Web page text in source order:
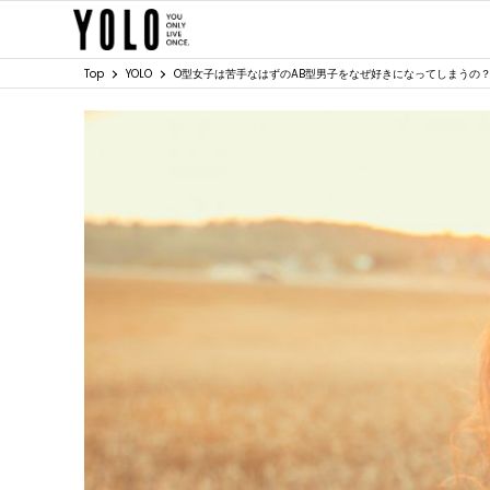
Top YOLO O型女子は苦手なはずのAB型男子をなぜ好きになってしまうの？